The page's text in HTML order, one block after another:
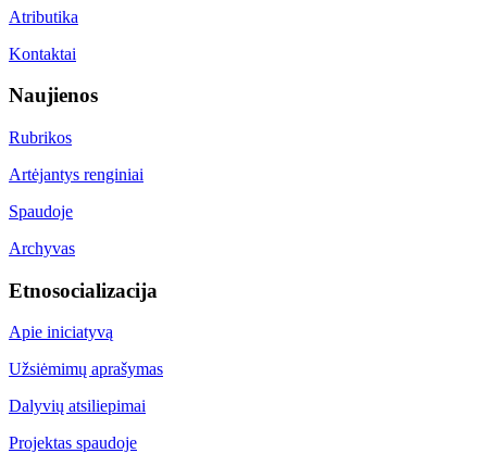
Atributika
Kontaktai
Naujienos
Rubrikos
Artėjantys renginiai
Spaudoje
Archyvas
Etnosocializacija
Apie iniciatyvą
Užsiėmimų aprašymas
Dalyvių atsiliepimai
Projektas spaudoje